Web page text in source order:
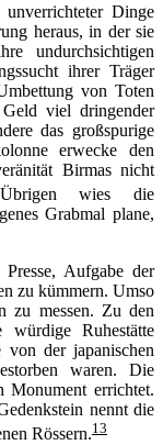
Dinge
heraus, in der sie
undurchsichtigen
ihrer Träger
von Toten
Geld viel dringender
das großspurige
erwecke den
Birmas nicht
wies die
Grabmal plane,
Aufgabe der
zu kümmern. Umso
zu messen. Zu den
würdige Ruhestätte
von der japanischen
waren. Die
Monument errichtet.
nennt die
Rössern.13